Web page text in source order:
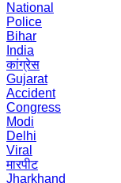
National
Police
Bihar
India
कांग्रेस
Gujarat
Accident
Congress
Modi
Delhi
Viral
मारपीट
Jharkhand